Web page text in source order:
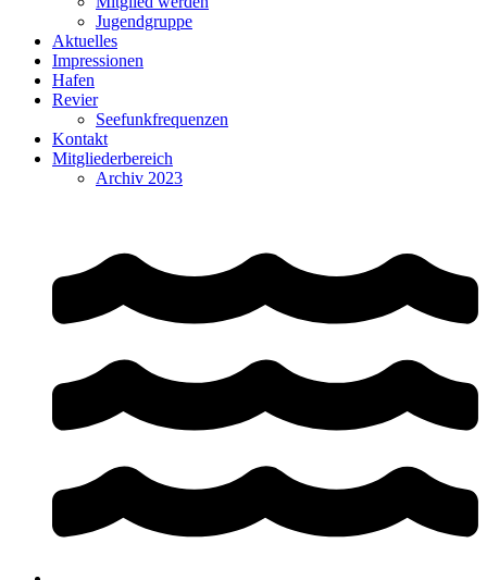
Jugendgruppe
Aktuelles
Impressionen
Hafen
Revier
Seefunkfrequenzen
Kontakt
Mitgliederbereich
Archiv 2023